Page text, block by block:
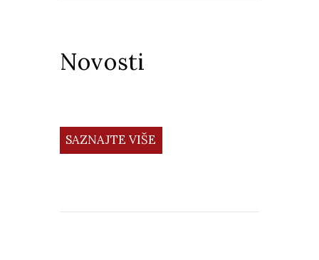
Novosti
SAZNAJTE VIŠE